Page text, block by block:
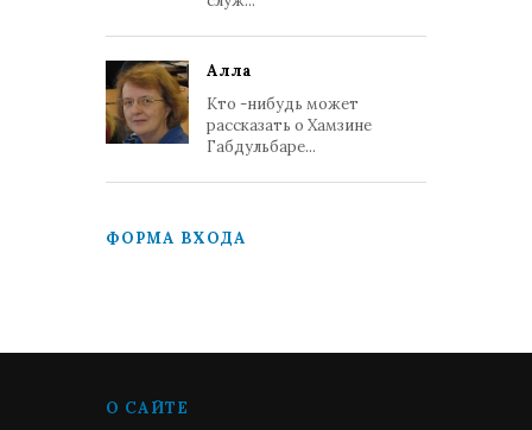
Алла
Кто -нибудь может
рассказать о Хамзине
Габдульбаре...
ФОРМА ВХОДА
О САЙТЕ